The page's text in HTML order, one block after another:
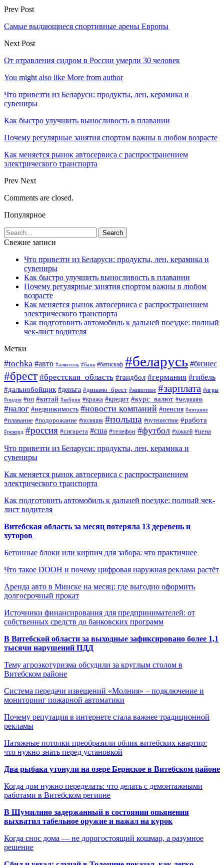
Prev Post
Самые выдающиеся спортивные арены Европы
Next Post
От отравления сидром в России умерли 30 человек
You might also like More from author
Что привезти из Беларуси: продукты, лен, керамика и
сувениры
Как быстро улучшить выносливость в плавании
Почему регулярные занятия спортом важны в любом возрасте
Как меняется рынок автосервиса с распространением
электрического транспорта
Prev Next
Comments are closed.
Популярное
Свежие записи
Что привезти из Беларуси: продукты, лен, керамика и
сувениры
Как быстро улучшить выносливость в плавании
Почему регулярные занятия спортом важны в любом
возрасте
Как меняется рынок автосервиса с распространением
электрического транспорта
Как подготовить автомобиль к дальней поездке: полный
чек-лист водителя
Метки
#tochka #авто #алкоголь #банк #батискаф #беларусь #бизнес
#брест #брестская_область #гандбол #германия #гибель
#дальнобойщик #деньга #динамо_брест #животное #зарплата #игры
#индия #ип #китай #кобрин #кража #кредит #курс_валют #медицина
#налог #недвижимость #новости компаний #пенсия #питание
#плавание #подорожание #полиция #польша #путешествие #работа
#рекорд #россия #сигарета #сша #телефон #футбол #хоккей #цена
Что привезти из Беларуси: продукты, лен, керамика и
сувениры
Как меняется рынок автосервиса с распространением
электрического транспорта
Как подготовить автомобиль к дальней поездке: полный чек-
лист водителя
Витебская область за месяц потеряла 13 деревень и
хуторов
Бетонные блоки или кирпич для забора: что практичнее
Что такое DOOH и почему цифровая наружная реклама растёт
Аренда авто в Минске на месяц: где выгодно оформить
долгосрочный прокат
Источники финансирования для предпринимателей: от
собственных средств до банковских программ
В Витебской области за выходные зафиксировано более 1,1
тысячи нарушений ПДД
Тему агроэкотуризма обсудили за круглым столом в
Витебском районе
Система передачи извещений «Молния» – подключение и
мониторинг пожарной автоматики
Почему репутация в интернете стала важнее традиционной
рекламы
Натяжные потолки преобразили облик витебских квартир:
что нужно знать перед установкой
Два рыбака утонули на озере Бернское в Витебском районе
Когда дом нужно переделать: что делать с демонтажными
работами в Витебском регионе
В Шумилино задержанный в состоянии опьянения
выхватил табельное оружие и нажал на курок
Когда снос дома — не дорогостоящий кошмар, а разумное
решение